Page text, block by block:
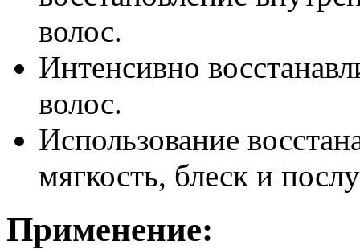
волос.
Интенсивно
волос.
Использование
мягкость, блеск и
Применение: